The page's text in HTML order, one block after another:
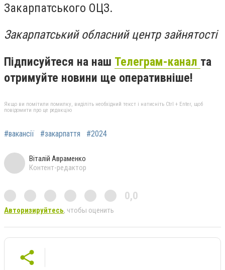
Закарпатського ОЦЗ.
Закарпатський обласний центр зайнятості
Підписуйтеся на наш Телеграм-канал та
отримуйте новини ще оперативніше!
Якщо ви помітили помилку, виділіть необхідний текст і натисніть Ctrl + Enter, щоб
повідомити про це редакцію
#вакансії #закарпаття #2024
Віталій Авраменко
Контент-редактор
0,0
Авторизируйтесь, чтобы оценить